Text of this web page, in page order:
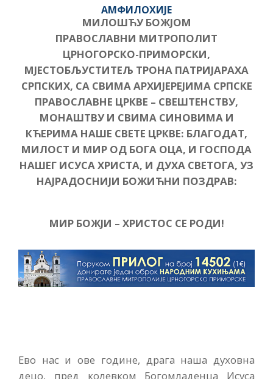
АМФИЛОХИЈЕ
МИЛОШЋУ БОЖЈОМ
ПРАВОСЛАВНИ МИТРОПОЛИТ
ЦРНОГОРСКО-ПРИМОРСКИ,
МЈЕСТОБЉУСТИТЕЉ ТРОНА ПАТРИЈАРАХА
СРПСКИХ, СА СВИМА АРХИЈЕРЕЈИМА СРПСКЕ
ПРАВОСЛАВНЕ ЦРКВЕ – СВЕШТЕНСТВУ,
МОНАШТВУ И СВИМА СИНОВИМА И
КЋЕРИМА НАШЕ СВЕТЕ ЦРКВЕ: БЛАГОДАТ,
МИЛОСТ И МИР ОД БОГА ОЦА, И ГОСПОДА
НАШЕГ ИСУСА ХРИСТА, И ДУХА СВЕТОГА, УЗ
НАЈРАДОСНИЈИ БОЖИЋНИ ПОЗДРАВ:
МИР БОЖЈИ – ХРИСТОС СЕ РОДИ!
Ево нас и ове године, драга наша духовна
децо, пред колевком Богомладенца Исуса